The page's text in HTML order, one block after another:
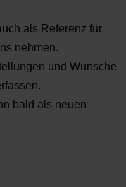
als Referenz für
nehmen.
und Wünsche
bald als neuen